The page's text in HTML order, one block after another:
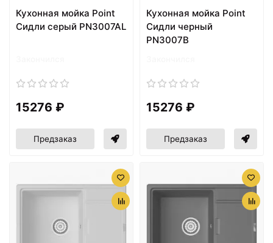
Кухонная мойка Point
Сидли серый PN3007AL
15276 ₽
Предзаказ
Кухонная мойка Point
Сидли черный
PN3007B
15276 ₽
Предзаказ